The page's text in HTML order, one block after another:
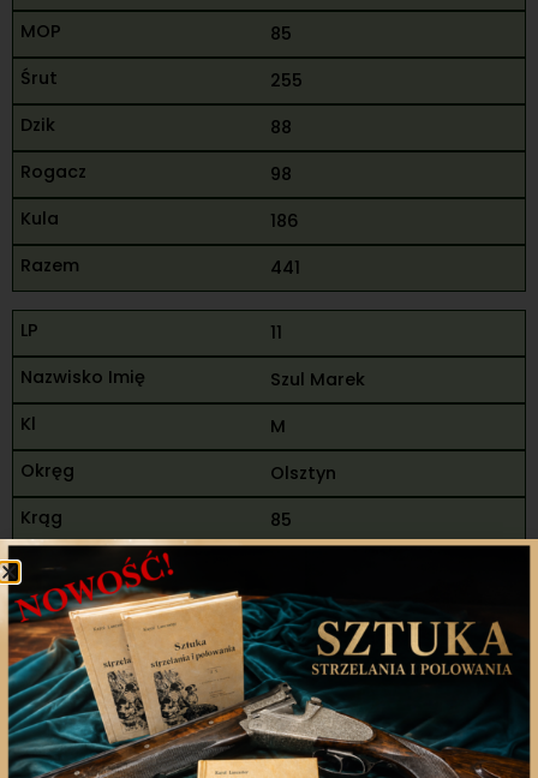
85
255
88
98
186
441
11
Szul Marek
M
Olsztyn
85
95
270
78
92